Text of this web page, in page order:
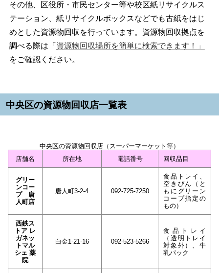
その他、区役所・市民センター等や校区紙リサイクルス
テーション、紙リサイクルボックスなどでも古紙をはじ
めとした資源物回収を行っています。資源物回収拠点を
調べる際は「 資源物回収場所を簡単に検索できます！」
をご確認ください。
中央区の資源物回収店一覧表
中央区の資源物回収店（スーパーマーケット等）
店舗名
所在地 電話番号 回収品目
グリー
ンコー
プ 唐
人町店
唐人町3-2-4 092-725-7250
食品トレイ、
空きびん（と
もにグリーン
コープ指定の
もの）
西鉄ス
トア レ
ガネッ
トマル
シェ 薬
院
白金1-21-16 092-523-5266
食品トレイ
（透明トレイ
対象外）、牛
乳パック